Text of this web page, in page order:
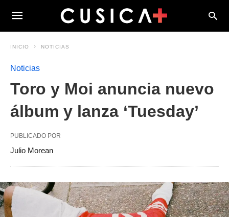
INICIO NOTICIAS
Noticias
Toro y Moi anuncia nuevo
álbum y lanza ‘Tuesday’
PUBLICADO POR
Julio Morean